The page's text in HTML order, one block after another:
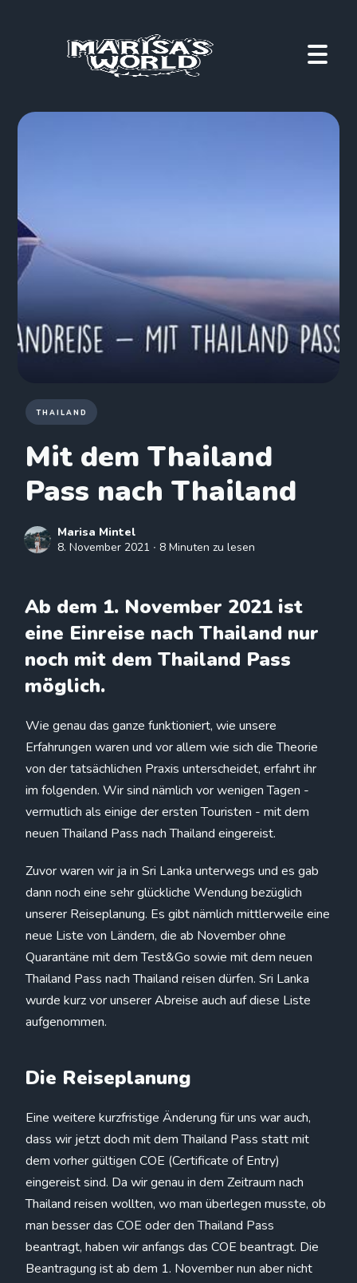
THAILAND
Mit dem Thailand
Pass nach Thailand
Marisa Mintel
8. November 2021 ∙ 8 Minuten zu lesen
Ab dem 1. November 2021 ist
eine Einreise nach Thailand nur
noch mit dem Thailand Pass
möglich.
Wie genau das ganze funktioniert, wie unsere
Erfahrungen waren und vor allem wie sich die Theorie
von der tatsächlichen Praxis unterscheidet, erfahrt ihr
im folgenden. Wir sind nämlich vor wenigen Tagen -
vermutlich als einige der ersten Touristen - mit dem
neuen Thailand Pass nach Thailand eingereist.
Zuvor waren wir ja in Sri Lanka unterwegs und es gab
dann noch eine sehr glückliche Wendung bezüglich
unserer Reiseplanung. Es gibt nämlich mittlerweile eine
neue Liste von Ländern, die ab November ohne
Quarantäne mit dem Test&Go sowie mit dem neuen
Thailand Pass nach Thailand reisen dürfen. Sri Lanka
wurde kurz vor unserer Abreise auch auf diese Liste
aufgenommen.
Die Reiseplanung
Eine weitere kurzfristige Änderung für uns war auch,
dass wir jetzt doch mit dem Thailand Pass statt mit
dem vorher gültigen COE (Certificate of Entry)
eingereist sind. Da wir genau in dem Zeitraum nach
Thailand reisen wollten, wo man überlegen musste, ob
man besser das COE oder den Thailand Pass
beantragt, haben wir anfangs das COE beantragt. Die
Beantragung ist ab dem 1. November nun aber nicht